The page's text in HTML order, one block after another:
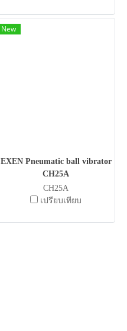
New
EXEN Pneumatic ball vibrator
CH25A
CH25A
เปรียบเทียบ